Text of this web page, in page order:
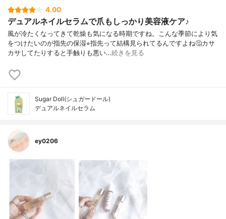
4.00
デュアルネイルセラムで爪もしっかり美容液ケア♪
風が冷たくなってきて乾燥も気になる時期ですね。こんな季節により気
をつけたいのが指先の保湿⭐︎指先って結構見られてるんですよね🤔カサ
カサしてたりすると手触りも悪い…続きを見る
Sugar Doll(シュガードール)
デュアルネイルセラム
ey0206